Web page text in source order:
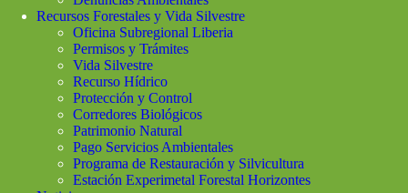
Recursos Forestales y Vida Silvestre
Oficina Subregional Liberia
Permisos y Trámites
Vida Silvestre
Recurso Hídrico
Protección y Control
Corredores Biológicos
Patrimonio Natural
Pago Servicios Ambientales
Programa de Restauración y Silvicultura
Estación Experimetal Forestal Horizontes